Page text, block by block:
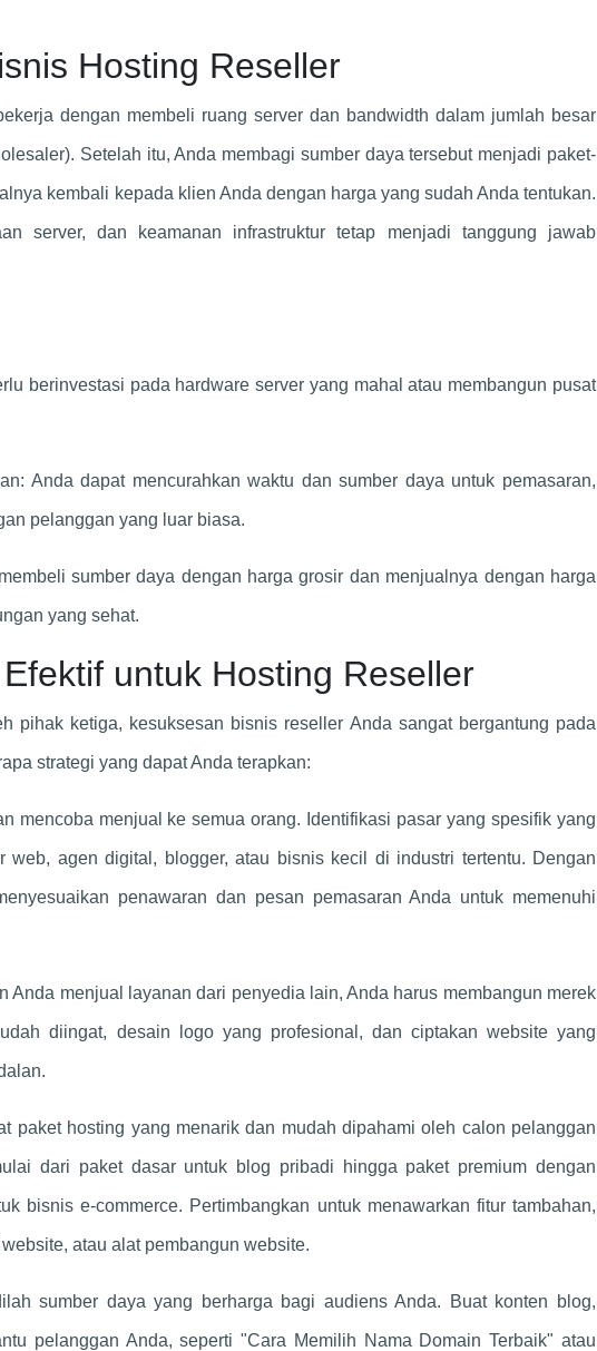
Hosting Reseller
dengan membeli ruang server dan bandwidth dalam jumlah besar
Setelah itu, Anda membagi sumber daya tersebut menjadi paket-
kembali kepada klien Anda dengan harga yang sudah Anda tentukan.
server, dan keamanan infrastruktur tetap menjadi tanggung jawab
berinvestasi pada hardware server yang mahal atau membangun pusat
Anda dapat mencurahkan waktu dan sumber daya untuk pemasaran,
pelanggan yang luar biasa.
sumber daya dengan harga grosir dan menjualnya dengan harga
yang sehat.
untuk Hosting Reseller
pihak ketiga, kesuksesan bisnis reseller Anda sangat bergantung pada
strategi yang dapat Anda terapkan:
mencoba menjual ke semua orang. Identifikasi pasar yang spesifik yang
web, agen digital, blogger, atau bisnis kecil di industri tertentu. Dengan
penawaran dan pesan pemasaran Anda untuk memenuhi
Anda menjual layanan dari penyedia lain, Anda harus membangun merek
diingat, desain logo yang profesional, dan ciptakan website yang
paket hosting yang menarik dan mudah dipahami oleh calon pelanggan
dari paket dasar untuk blog pribadi hingga paket premium dengan
bisnis e-commerce. Pertimbangkan untuk menawarkan fitur tambahan,
atau alat pembangun website.
sumber daya yang berharga bagi audiens Anda. Buat konten blog,
pelanggan Anda, seperti "Cara Memilih Nama Domain Terbaik" atau